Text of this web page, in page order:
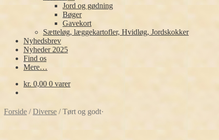
Udfold
undermenu
Jord og gødning
Bøger
Gavekort
Sætteløg, læggekartofler, Hvidløg, Jordskokker
Nyhedsbrev
Nyheder 2025
Find os
Mere…
kr. 0,00 0 varer
Forside /Diverse /Tørt og godt·